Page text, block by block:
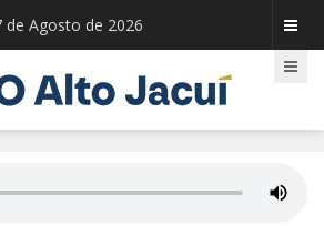
de Agosto de 2026